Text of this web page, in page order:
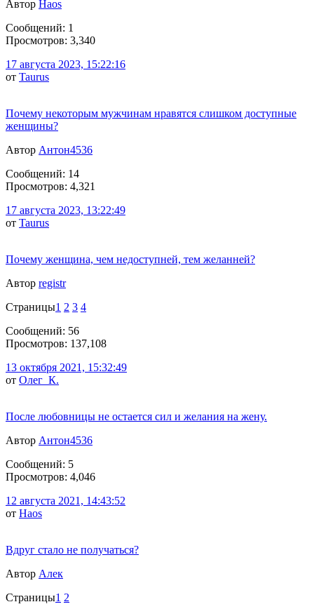
Автор Haos
Сообщений: 1
Просмотров: 3,340
17 августа 2023, 15:22:16
от Taurus
Почему некоторым мужчинам нравятся слишком доступные
женщины?
Автор Антон4536
Сообщений: 14
Просмотров: 4,321
17 августа 2023, 13:22:49
от Taurus
Почему женщина, чем недоступней, тем желанней?
Автор registr
Страницы1 2 3 4
Сообщений: 56
Просмотров: 137,108
13 октября 2021, 15:32:49
от Олег_К.
После любовницы не остается сил и желания на жену.
Автор Антон4536
Сообщений: 5
Просмотров: 4,046
12 августа 2021, 14:43:52
от Haos
Вдруг стало не получаться?
Автор Алек
Страницы1 2